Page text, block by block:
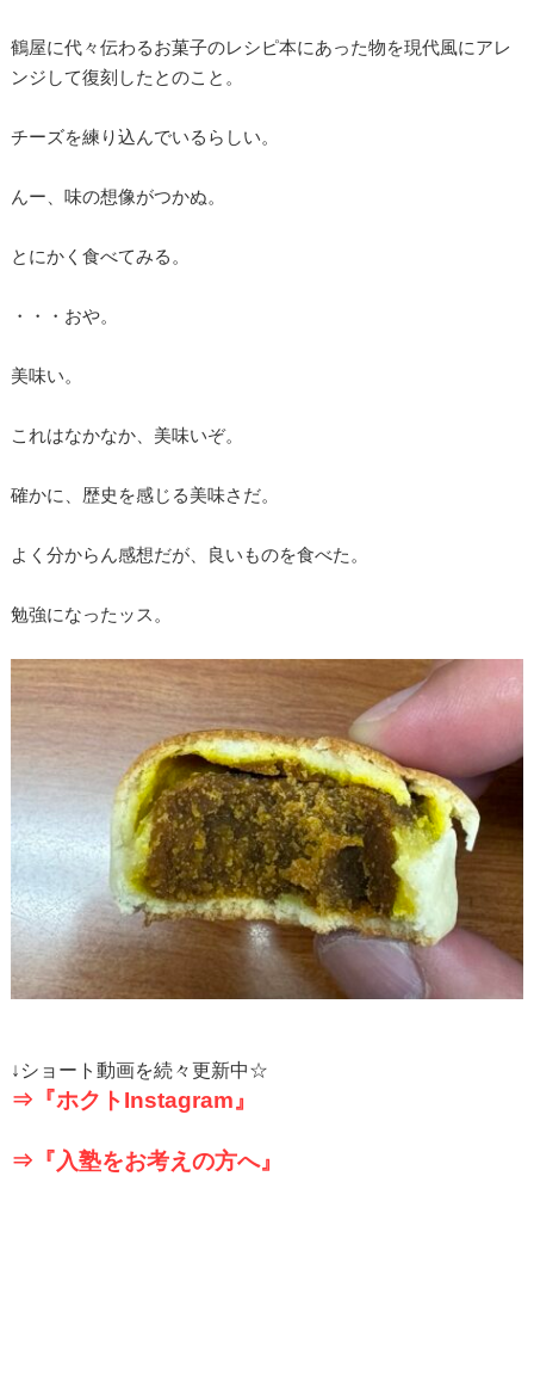
鶴屋に代々伝わるお菓子のレシピ本にあった物を現代風にアレ
ンジして復刻したとのこと。
チーズを練り込んでいるらしい。
んー、味の想像がつかぬ。
とにかく食べてみる。
・・・おや。
美味い。
これはなかなか、美味いぞ。
確かに、歴史を感じる美味さだ。
よく分からん感想だが、良いものを食べた。
勉強になったッス。
↓ ショート動画を続々更新中☆
⇒『ホクトInstagram 』
⇒『入塾をお考えの方へ』